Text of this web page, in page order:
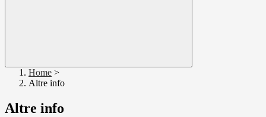
Home >
Altre info
Altre info